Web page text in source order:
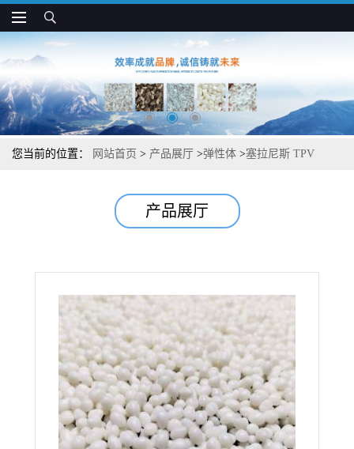
您当前的位置： 网站首页 > 产品展厅 >弹性体 >塞拉尼斯 TPV
产品展厅